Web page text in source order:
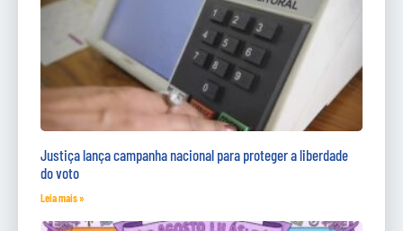
Justiça lança campanha nacional para proteger a liberdade
do voto
Leia mais »